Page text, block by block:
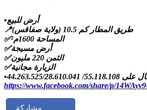
▪️أرض للبيع
📍طريق المطار كم 10.5 (ولاية صفاقس)
✅المساحة 1600م²
✅أرض مسيجة
✅الثمن 220 مليون
✅الزيارة مجانية
28.610.041
https://www.facebook.com/share/p/
مشاركة